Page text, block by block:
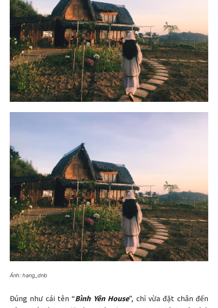
Ảnh: hang_dnb
Đúng như cái tên “Bình Yên House”, chỉ vừa đặt chân đến